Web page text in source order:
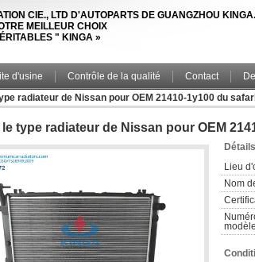
CIE., LTD D'AUTOPARTS DE GUANGZHOU KINGA.
MEILLEUR CHOIX
" KINGA »
d'usine Contrôle de la qualité Contact
radiateur de Nissan pour OEM 21410-1y100 du
type radiateur de Nissan pour OEM
Lieu
Nom